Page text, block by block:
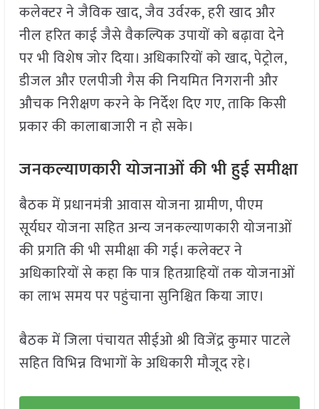
कलेक्टर ने जैविक खाद, जैव उर्वरक, हरी खाद और
नील हरित काई जैसे वैकल्पिक उपायों को बढ़ावा देने
पर भी विशेष जोर दिया। अधिकारियों को खाद, पेट्रोल,
डीजल और एलपीजी गैस की नियमित निगरानी और
औचक निरीक्षण करने के निर्देश दिए गए, ताकि किसी
प्रकार की कालाबाजारी न हो सके।
जनकल्याणकारी योजनाओं की भी हुई समीक्षा
बैठक में प्रधानमंत्री आवास योजना ग्रामीण, पीएम
सूर्यघर योजना सहित अन्य जनकल्याणकारी योजनाओं
की प्रगति की भी समीक्षा की गई। कलेक्टर ने
अधिकारियों से कहा कि पात्र हितग्राहियों तक योजनाओं
का लाभ समय पर पहुंचाना सुनिश्चित किया जाए।
बैठक में जिला पंचायत सीईओ श्री विजेंद्र कुमार पाटले
सहित विभिन्न विभागों के अधिकारी मौजूद रहे।